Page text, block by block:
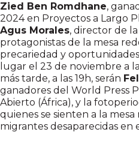
Zied Ben Romdhane,
2024 en Proyectos a Largo
Agus Morales, director de la
protagonistas de la mesa
precariedad y
lugar el 23 de noviembre a
más tarde, a las 19h, serán
ganadores del World Press
Abierto (África), y la
quienes se sienten a la mesa
migrantes desaparecidas en